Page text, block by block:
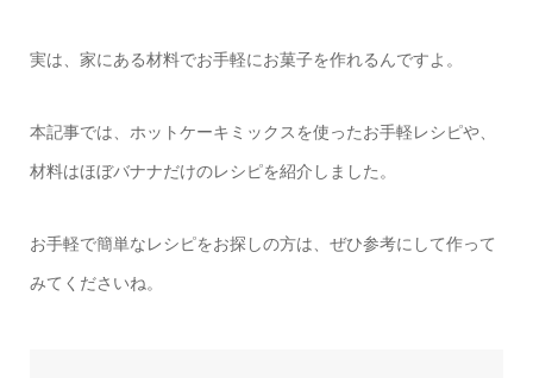
実は、家にある材料でお手軽にお菓子を作れるんですよ。
本記事では、ホットケーキミックスを使ったお手軽レシピや、
材料はほぼバナナだけのレシピを紹介しました。
お手軽で簡単なレシピをお探しの方は、ぜひ参考にして作って
みてくださいね。